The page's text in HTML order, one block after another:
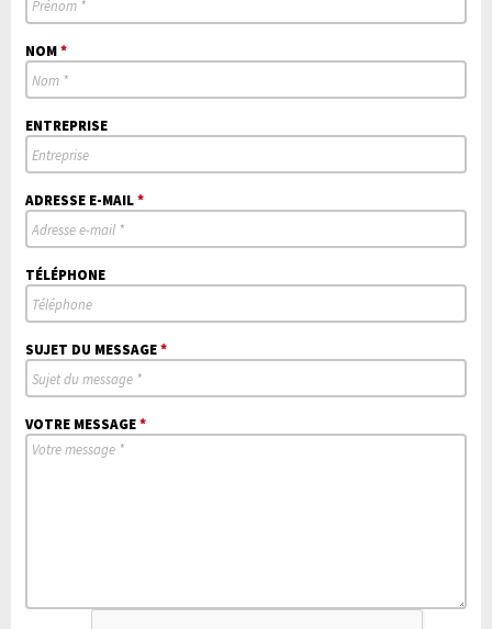
NOM*
ENTREPRISE
ADRESSE E-MAIL*
TÉLÉPHONE
SUJET DU MESSAGE*
VOTRE MESSAGE*